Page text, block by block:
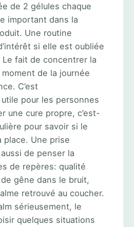
de 2 gélules chaque
important dans la
Une routine
si elle est oubliée
Le fait de concentrer la
de la journée
C’est
pour les personnes
une cure propre, c’est-
pour savoir si le
place. Une prise
de penser la
de repères: qualité
de gêne dans le bruit,
retrouvé au coucher.
sérieusement, le
quelques situations